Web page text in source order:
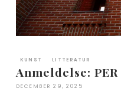
KUNST LITTERATUR
Anmeldelse: PER
DECEMBER 29, 2025